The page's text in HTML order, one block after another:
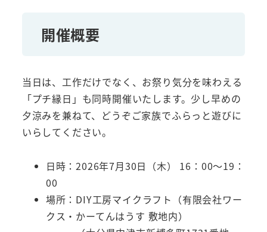
開催概要
当日は、工作だけでなく、お祭り気分を味わえる
「プチ縁日」も同時開催いたします。少し早めの
夕涼みを兼ねて、どうぞご家族でふらっと遊びに
いらしてください。
日時：2026年7月30日（木） 16：00～19：
00
場所：DIY工房マイクラフト（有限会社ワー
クス・かーてんはうす 敷地内）